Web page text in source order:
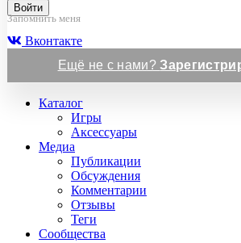
Войти
Запомнить меня
Вконтакте
Ещё не с нами?
Каталог
Игры
Аксессуары
Медиа
Публикации
Обсуждения
Комментарии
Отзывы
Теги
Сообщества